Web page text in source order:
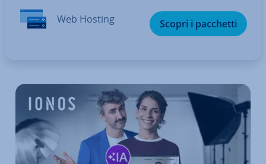
Web Hosting Scopri i pacchetti